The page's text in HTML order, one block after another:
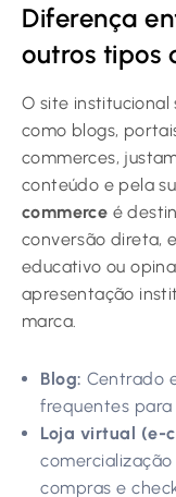
Diferença
outros tipos
O site institucional
como blogs,
commerces,
conteúdo e pela
commerce é
conversão direta,
educativo ou
apresentação
marca.
Blog: Centrado
frequentes para
Loja virtual (e-
compras e